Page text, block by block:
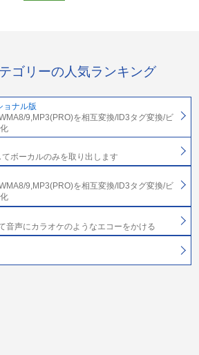
ゴリーの人気ランキング
ョナル版
9,MP3(PRO)を相互変換/ID3タグ変換/ビ
ボーカルのみを取り出します
9,MP3(PRO)を相互変換/ID3タグ変換/ビ
音声にカラオケのようなエコーをかける